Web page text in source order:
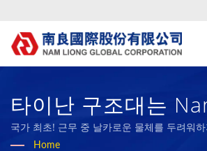
타이난 구조대는
Global에서 개발한
국가 최초! 근무 중 날카로운 물체를 두려워
Home